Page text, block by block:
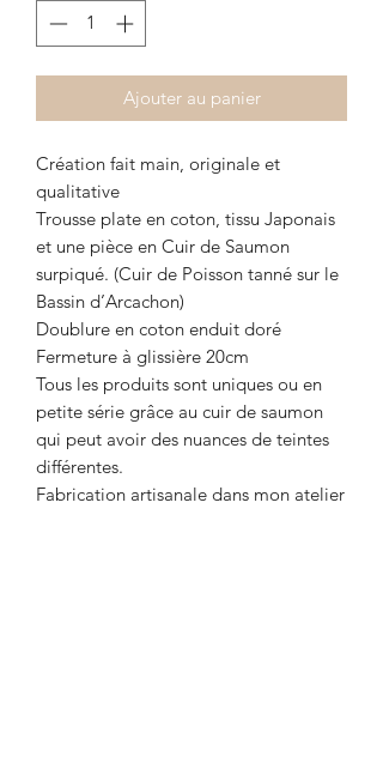
Ajouter au panier
Création fait main, originale et
qualitative
Trousse plate en coton, tissu Japonais
et une pièce en Cuir de Saumon
surpiqué. (Cuir de Poisson tanné sur le
Bassin d’Arcachon)
Doublure en coton enduit doré
Fermeture à glissière 20cm
Tous les produits sont uniques ou en
petite série grâce au cuir de saumon
qui peut avoir des nuances de teintes
différentes.
Fabrication artisanale dans mon atelier